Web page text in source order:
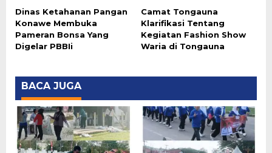
Dinas Ketahanan Pangan
Konawe Membuka
Pameran Bonsa Yang
Digelar PBBIi
Camat Tongauna
Klarifikasi Tentang
Kegiatan Fashion Show
Waria di Tongauna
BACA JUGA